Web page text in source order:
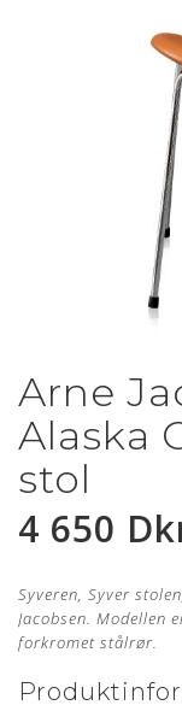
Hoppa
till
början
av
bildgalleriet
Arne
Alaska
stol
4 650
Syveren, Syver
Jacobsen.
forkromet stålrør.